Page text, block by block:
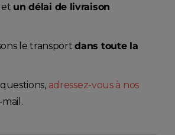
un délai de livraison
le transportdans toute la
adressez-vous à nos